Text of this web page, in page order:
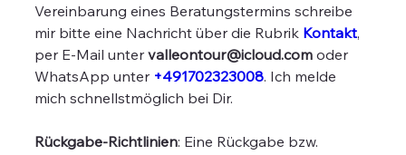
Vereinbarung eines Beratungstermins schreibe
mir bitte eine Nachricht über die Rubrik Kontakt,
per E-Mail untervalleontour@icloud.com oder
WhatsApp unter +491702323008. Ich melde
mich schnellstmöglich bei Dir.
Rückgabe-Richtlinien: Eine Rückgabe bzw.